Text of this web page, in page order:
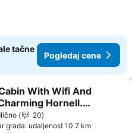
tačne
Pogledaj cene
u favorite
With Wifi And
Hornell.
To Tall
20
grada: udaljenost 10.7 km